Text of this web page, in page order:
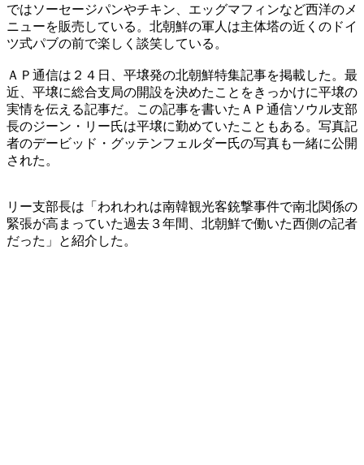
ではソーセージパンやチキン、エッグマフィンなど西洋のメ
ニューを販売している。北朝鮮の軍人は主体塔の近くのドイ
ツ式パブの前で楽しく談笑している。
ＡＰ通信は２４日、平壌発の北朝鮮特集記事を掲載した。最
近、平壌に総合支局の開設を決めたことをきっかけに平壌の
実情を伝える記事だ。この記事を書いたＡＰ通信ソウル支部
長のジーン・リー氏は平壌に勤めていたこともある。写真記
者のデービッド・グッテンフェルダー氏の写真も一緒に公開
された。
リー支部長は「われわれは南韓観光客銃撃事件で南北関係の
緊張が高まっていた過去３年間、北朝鮮で働いた西側の記者
だった」と紹介した。